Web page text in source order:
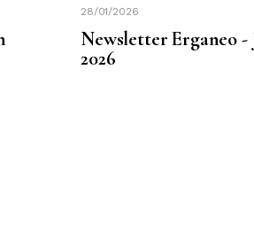
28/01/2026
Newsletter Erganeo -
2026